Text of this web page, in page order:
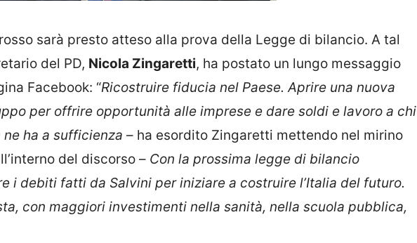
sarà presto atteso alla prova della Legge di bilancio. A tal
del PD, Nicola Zingaretti, ha postato un lungo messaggio
Facebook: “Ricostruire fiducia nel Paese. Aprire una nuova
per offrire opportunità alle imprese e dare soldi e lavoro a chi
ne ha a sufficienza – ha esordito Zingaretti mettendo nel mirino
del discorso – Con la prossima legge di bilancio
i debiti fatti da Salvini per iniziare a costruire l’Italia del futuro.
con maggiori investimenti nella sanità, nella scuola pubblica,